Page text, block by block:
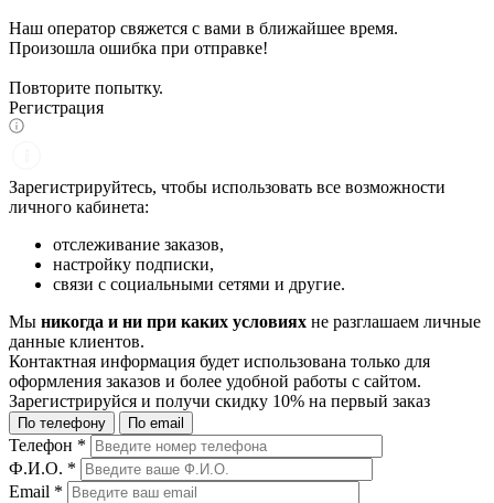
Наш оператор свяжется с вами в ближайшее время.
Произошла ошибка при отправке!
Повторите попытку.
Регистрация
Зарегистрируйтесь, чтобы использовать все возможности
личного кабинета:
отслеживание заказов,
настройку подписки,
связи с социальными сетями и другие.
Мы никогда и ни при каких условиях не разглашаем личные
данные клиентов.
Контактная информация будет использована только для
оформления заказов и более удобной работы с сайтом.
Зарегистрируйся и получи скидку 10% на первый заказ
По телефону По email
Телефон *
Ф.И.О. *
Email *